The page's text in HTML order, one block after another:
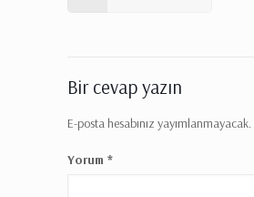
Bir cevap yazın
E-posta hesabınız yayımlanmayacak.
Yorum*